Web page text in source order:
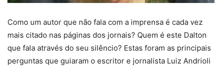
Como um autor que não fala com a imprensa é cada vez
mais citado nas páginas dos jornais? Quem é este Dalton
que fala através do seu silêncio? Estas foram as principais
perguntas que guiaram o escritor e jornalista Luiz Andrioli